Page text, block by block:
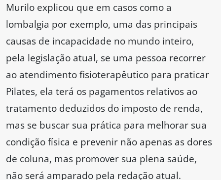
Murilo explicou que em casos como a
lombalgia por exemplo, uma das principais
causas de incapacidade no mundo inteiro,
pela legislação atual, se uma pessoa recorrer
ao atendimento fisioterapêutico para praticar
Pilates, ela terá os pagamentos relativos ao
tratamento deduzidos do imposto de renda,
mas se buscar sua prática para melhorar sua
condição física e prevenir não apenas as dores
de coluna, mas promover sua plena saúde,
não será amparado pela redação atual.